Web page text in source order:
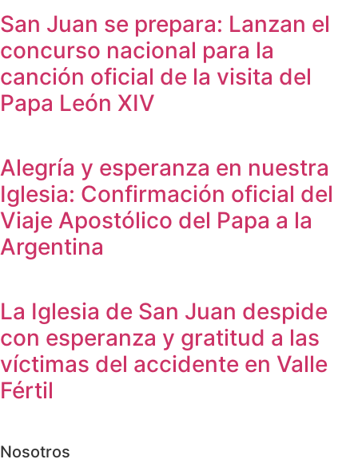
San Juan se prepara: Lanzan el
concurso nacional para la
canción oficial de la visita del
Papa León XIV
Alegría y esperanza en nuestra
Iglesia: Confirmación oficial del
Viaje Apostólico del Papa a la
Argentina
La Iglesia de San Juan despide
con esperanza y gratitud a las
víctimas del accidente en Valle
Fértil
Nosotros